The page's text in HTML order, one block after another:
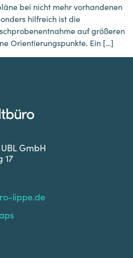
bei nicht mehr vorhandenen
hilfreich ist die
auf größeren
Orientierungspunkte. Ein […]
GmbH
17
lippe.de